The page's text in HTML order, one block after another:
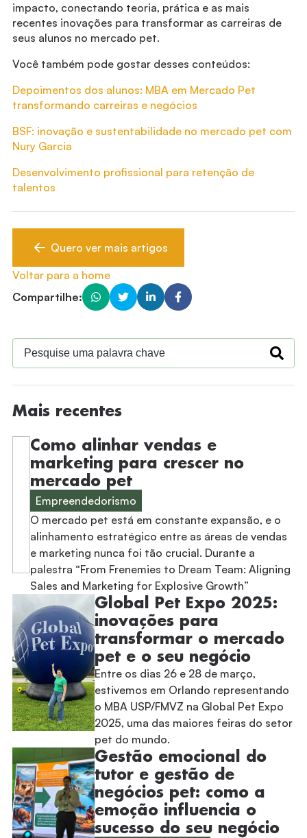
impacto, conectando teoria, prática e as mais
recentes inovações para transformar as carreiras de
seus alunos no mercado pet.
Você também pode gostar desses conteúdos:
Depoimentos dos alunos: MBA em Mercado Pet
transformando carreiras e negócios
BSF: inovação e sustentabilidade no mercado pet com
Nury Garcia
Desenvolvimento profissional para retenção de
talentos
Quero ver mais artigos
Voltar para a home
Compartilhe:
Mais recentes
Como alinhar vendas e
marketing para crescer no
mercado pet
Empreendedorismo
O mercado pet está em constante expansão, e o
alinhamento estratégico entre as áreas de vendas
e marketing nunca foi tão crucial. Durante a
palestra “From Frenemies to Dream Team: Aligning
Sales and Marketing for Explosive Growth”
Global Pet Expo 2025:
inovações para
transformar o mercado
pet e o seu negócio
Entre os dias 26 e 28 de março,
estivemos em Orlando representando
o MBA USP/FMVZ na Global Pet Expo
2025, uma das maiores feiras do setor
pet do mundo.
Gestão emocional do
tutor e gestão de
negócios pet: como a
emoção influencia o
sucesso do seu negócio